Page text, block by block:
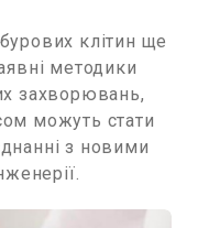
клітин ще
методики
захворювань,
можуть стати
з новими